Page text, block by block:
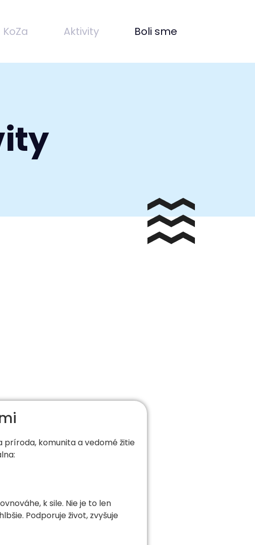
KoZa Aktivity Boli sme
príroda, komunita a vedomé žitie
k sile. Nie je to len
Podporuje život, zvyšuje